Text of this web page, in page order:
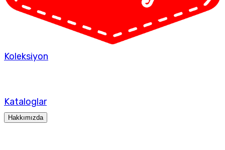
Koleksiyon
Kataloglar
Hakkımızda